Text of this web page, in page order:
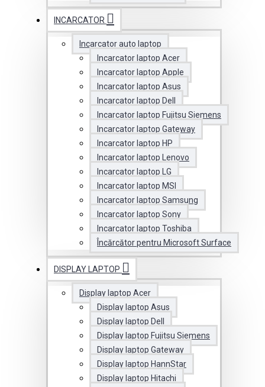
INCARCATOR
Incarcator auto laptop
Incarcator laptop Acer
Incarcator laptop Apple
Incarcator laptop Asus
Incarcator laptop Dell
Incarcator laptop Fujitsu Siemens
Incarcator laptop Gateway
Incarcator laptop HP
Incarcator laptop Lenovo
Incarcator laptop LG
Incarcator laptop MSI
Incarcator laptop Samsung
Incarcator laptop Sony
Incarcator laptop Toshiba
Încărcător pentru Microsoft Surface
DISPLAY LAPTOP
Display laptop Acer
Display laptop Asus
Display laptop Dell
Display laptop Fujitsu Siemens
Display laptop Gateway
Display laptop HannStar
Display laptop Hitachi